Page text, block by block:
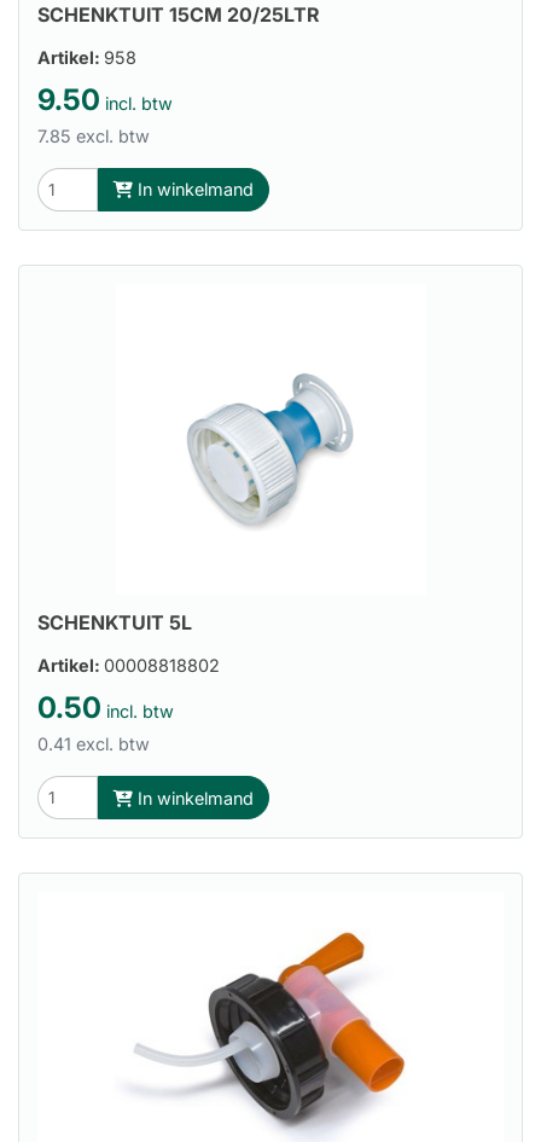
SCHENKTUIT 15CM 20/25LTR
Artikel: 958
9.50 incl. btw
7.85 excl. btw
In winkelmand
SCHENKTUIT 5L
Artikel: 00008818802
0.50 incl. btw
0.41 excl. btw
In winkelmand